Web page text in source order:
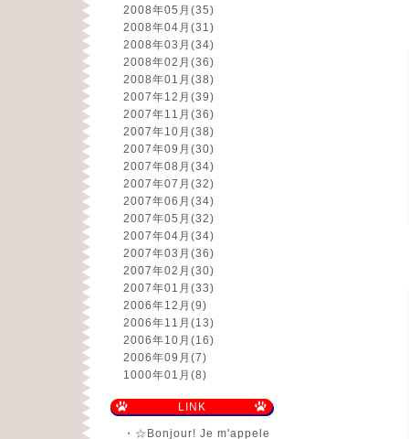
2008年05月 (35)
2008年04月 (31)
2008年03月 (34)
2008年02月 (36)
2008年01月 (38)
2007年12月 (39)
2007年11月 (36)
2007年10月 (38)
2007年09月 (30)
2007年08月 (34)
2007年07月 (32)
2007年06月 (34)
2007年05月 (32)
2007年04月 (34)
2007年03月 (36)
2007年02月 (30)
2007年01月 (33)
2006年12月 (9)
2006年11月 (13)
2006年10月 (16)
2006年09月 (7)
1000年01月 (8)
LINK
・ ☆Bonjour! Je m'appele